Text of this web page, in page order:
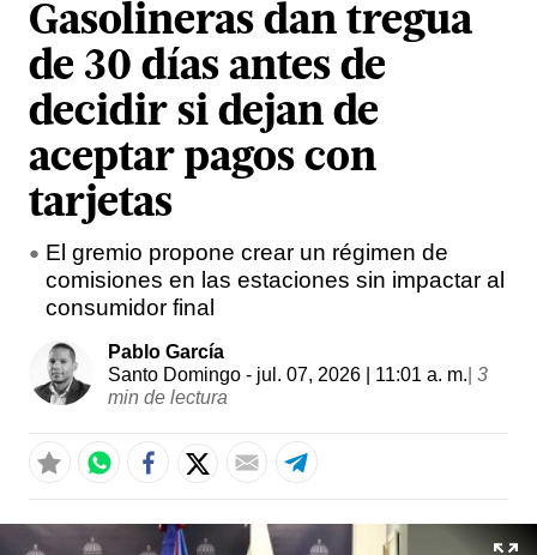
Gasolineras dan tregua
de 30 días antes de
decidir si dejan de
aceptar pagos con
tarjetas
El gremio propone crear un régimen de
comisiones en las estaciones sin impactar al
consumidor final
Pablo García
Santo Domingo - jul. 07, 2026 | 11:01 a. m. 3
min de lectura